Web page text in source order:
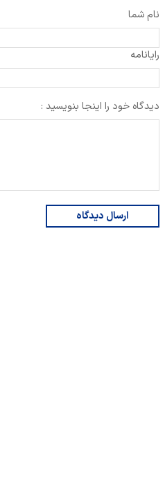
نام شما
رایانامه
دیدگاه خود را اینجا بنویسید :
ارسال دیدگاه